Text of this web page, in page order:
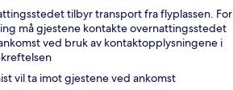
tilbyr transport fra flyplassen. For
må gjestene kontakte overnattingsstedet
ved bruk av kontaktopplysningene i
vil ta imot gjestene ved ankomst